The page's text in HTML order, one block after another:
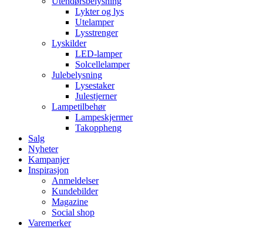
Lykter og lys
Utelamper
Lysstrenger
Lyskilder
LED-lamper
Solcellelamper
Julebelysning
Lysestaker
Julestjerner
Lampetilbehør
Lampeskjermer
Takoppheng
Salg
Nyheter
Kampanjer
Inspirasjon
Anmeldelser
Kundebilder
Magazine
Social shop
Varemerker